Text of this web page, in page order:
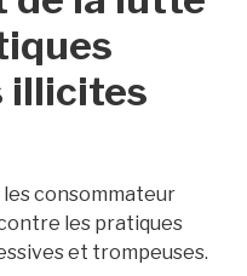
illicites
consommateur
les pratiques
et trompeuses.